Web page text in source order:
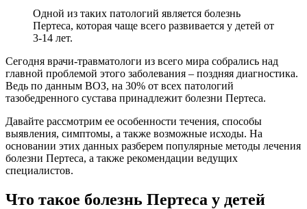
Одной из таких патологий является болезнь
Пертеса, которая чаще всего развивается у детей от
3-14 лет.
Сегодня врачи-травматологи из всего мира собрались над
главной проблемой этого заболевания – поздняя диагностика.
Ведь по данным ВОЗ, на 30% от всех патологий
тазобедренного сустава принадлежит болезни Пертеса.
Давайте рассмотрим ее особенности течения, способы
выявления, симптомы, а также возможные исходы. На
основании этих данных разберем популярные методы лечения
болезни Пертеса, а также рекомендации ведущих
специалистов.
Что такое болезнь Пертеса у детей